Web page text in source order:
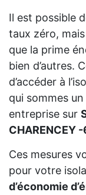
Il est possible
taux zéro,
que la prime
bien d’autres.
d’accéder à
qui sommes
entreprise sur
CHARENCEY
Ces mesures
pour votre
d’économie